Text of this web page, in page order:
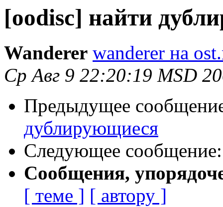
[oodisc] найти
Wanderer wanderer на
Ср Авг 9 22:20:19 MSD
Предыдущее
дублирующиеся
Следующее
Сообщения,
[ теме ] [ автору ]